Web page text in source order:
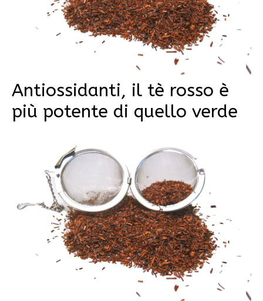
Antiossidanti, il tè rosso è
più potente di quello verde